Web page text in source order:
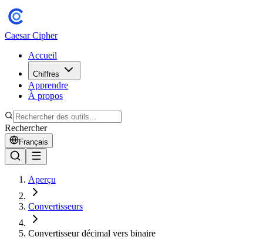
Caesar Cipher
Accueil
Chiffres
Apprendre
À propos
Rechercher
Français
Aperçu
Convertisseurs
Convertisseur décimal vers binaire